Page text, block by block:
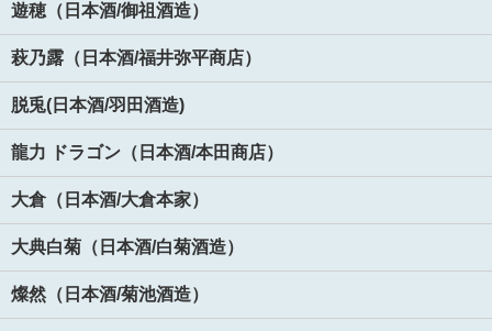
遊穂（日本酒/御祖酒造）
萩乃露（日本酒/福井弥平商店）
脱兎(日本酒/羽田酒造)
龍力 ドラゴン（日本酒/本田商店）
大倉（日本酒/大倉本家）
大典白菊（日本酒/白菊酒造）
燦然（日本酒/菊池酒造）